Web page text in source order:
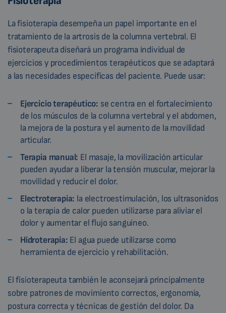
La fisioterapia desempeña un papel importante en el
tratamiento de la artrosis de la columna vertebral. El
fisioterapeuta diseñará un programa individual de
ejercicios y procedimientos terapéuticos que se adaptará
a las necesidades específicas del paciente. Puede usar:
Ejercicio terapéutico: se centra en el fortalecimiento
de los músculos de la columna vertebral y el abdomen,
la mejora de la postura y el aumento de la movilidad
articular.
Terapia manual: El masaje, la movilización articular
pueden ayudar a liberar la tensión muscular, mejorar la
movilidad y reducir el dolor.
Electroterapia: la electroestimulación, los ultrasonidos
o la terapia de calor pueden utilizarse para aliviar el
dolor y aumentar el flujo sanguíneo.
Hidroterapia: El agua puede utilizarse como
herramienta de ejercicio y rehabilitación.
El fisioterapeuta también le aconsejará principalmente
sobre patrones de movimiento correctos, ergonomía,
postura correcta y técnicas de gestión del dolor. Da